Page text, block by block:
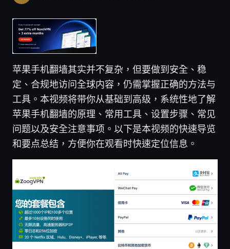
苹果手机翻墙其实并不复杂，但要做到安全、稳
定、合规地访问全球内容，仍需掌握正确的方法与
工具。本视频将带你从基础到高级，系统性地了解
苹果手机翻墙的原理、常用工具、设置步骤、常见
问题以及安全注意事项。以下是本视频的快速导览
和要点总结，方便你在观看时快速定位信息。